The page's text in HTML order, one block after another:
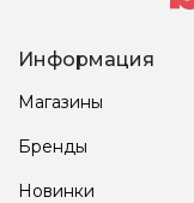
Информация
Магазины
Бренды
Новинки